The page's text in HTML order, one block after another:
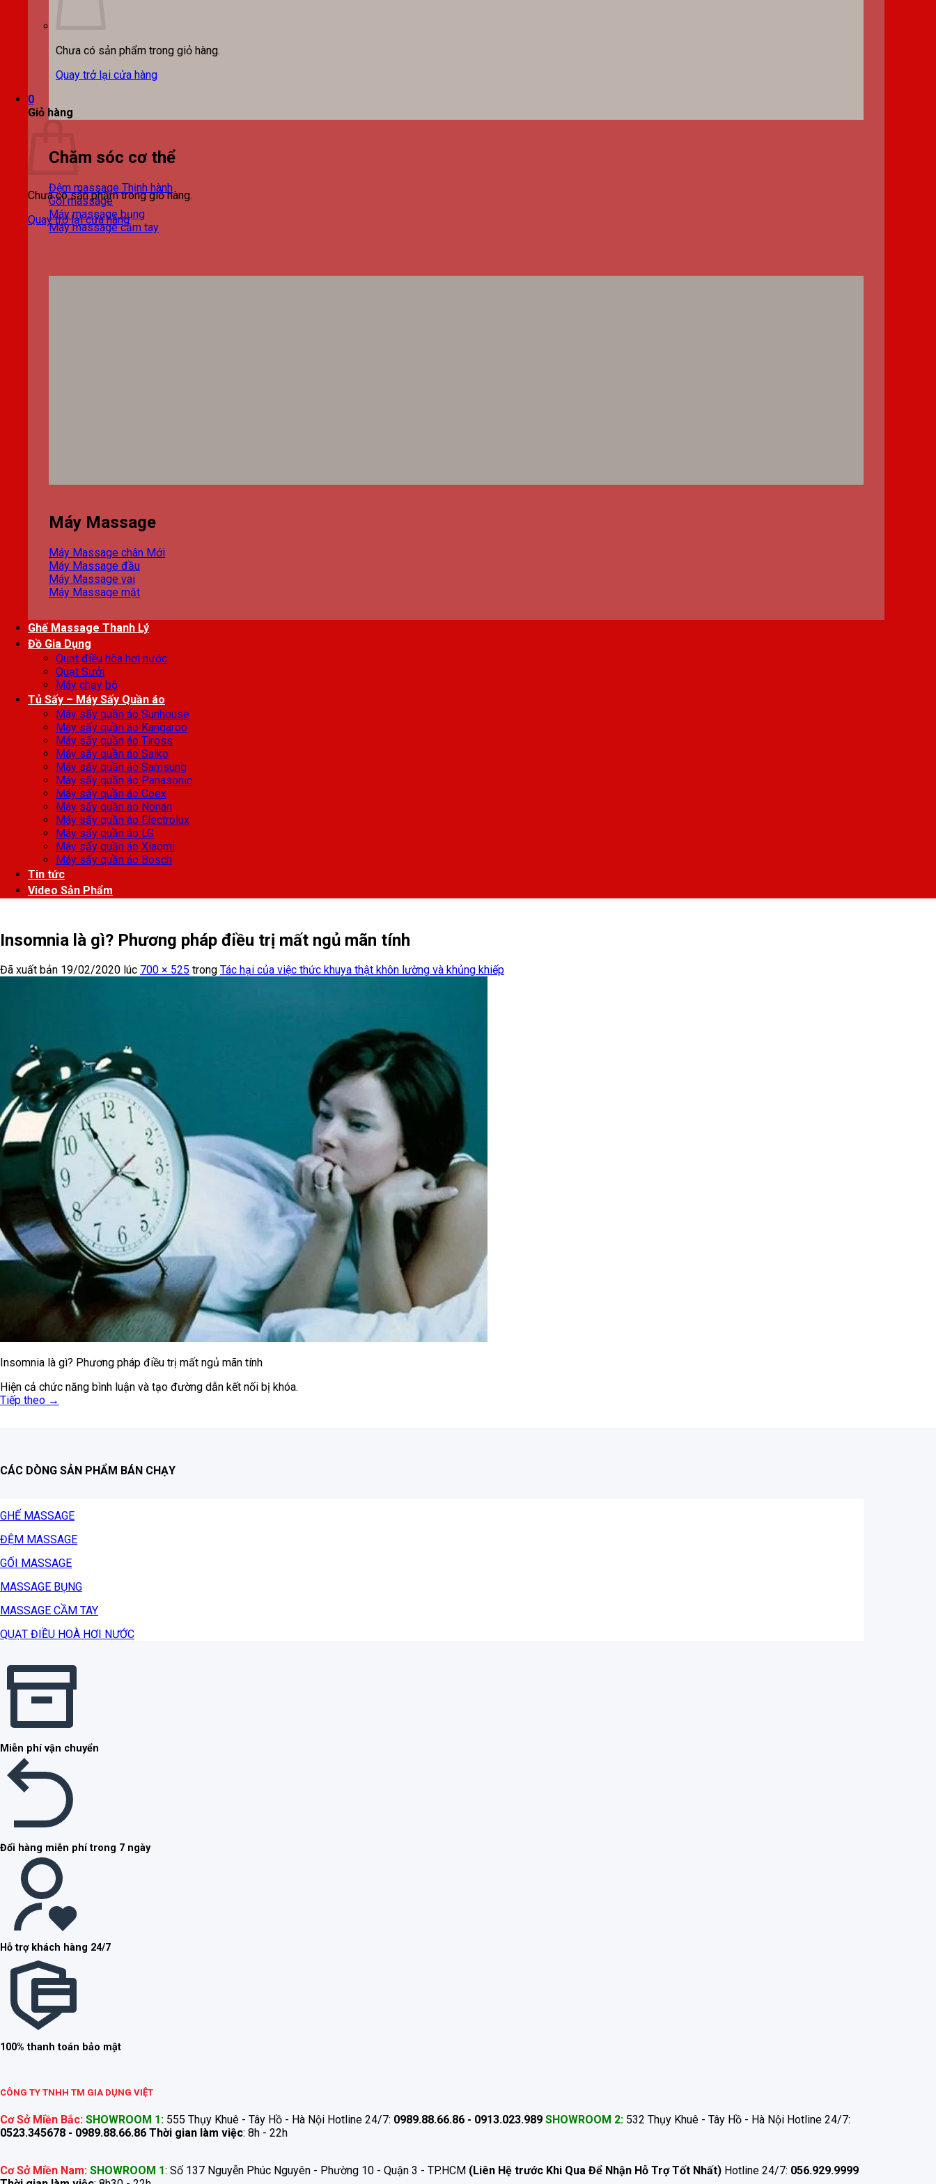
Chưa có sản phẩm trong giỏ hàng.
Quay trở lại cửa hàng
0
Giỏ hàng
Chưa có sản phẩm trong giỏ hàng.
Quay trở lại cửa hàng
Chăm sóc cơ thể
Đệm massage
Gối massage
Máy massage bụng
Máy massage cầm tay
Máy Massage
Máy Massage chân
Máy Massage đầu
Máy Massage vai
Máy Massage mặt
Ghế Massage Thanh Lý
Đồ Gia Dụng
Quạt điều hòa hơi nước
Quạt Sưởi
Máy chạy bộ
Tủ Sấy – Máy Sấy Quần áo
Máy sấy quần áo Sunhouse
Máy sấy quần áo Kangaroo
Máy sấy quần áo Tiross
Máy sấy quần áo Saiko
Máy sấy quần áo Samsung
Máy sấy quần áo Panasonic
Máy sấy quần áo Coex
Máy sấy quần áo Nonan
Máy sấy quần áo Electrolux
Máy sấy quần áo LG
Máy sấy quần áo Xiaomi
Máy sấy quần áo Bosch
Tin tức
Video Sản Phẩm
Insomnia là gì? Phương pháp điều trị mất ngủ mãn tính
Đã xuất bản 19/02/2020 lúc 700 × 525 trong Tác hại của việc thức khuya thật khôn lường và khủng khiếp
Insomnia là gì? Phương pháp điều trị mất ngủ mãn tính
Hiện cả chức năng bình luận và tạo đường dẫn kết nối bị khóa.
Tiếp theo →
CÁC DÒNG SẢN PHẨM BÁN CHẠY
GHẾ MASSAGE
ĐỆM MASSAGE
GỐI MASSAGE
MASSAGE BỤNG
MASSAGE CẦM TAY
QUẠT ĐIỀU HOÀ HƠI NƯỚC
Miễn phí vận chuyển
Đổi hàng miễn phí trong 7 ngày
Hỗ trợ khách hàng 24/7
100% thanh toán bảo mật
CÔNG TY TNHH TM GIA DỤNG VIỆT
Cơ Sở Miền Bắc: SHOWROOM 1: 555 Thụy Khuê - Tây Hồ - Hà Nội Hotline 24/7: 0989.88.66.86 - 0913.023.989 SHOWROOM 2: 532 Thụy Khuê - Tây Hồ - Hà Nội Hotline 24/7:
0523.345678 - 0989.88.66.86 Thời gian làm việc: 8h - 22h
Cơ Sở Miền Nam: SHOWROOM 1: Số 137 Nguyễn Phúc Nguyên - Phường 10 - Quận 3 - TP.HCM (Liên Hệ trước Khi Qua Để Nhận Hỗ Trợ Tốt Nhất) Hotline 24/7: 056.929.9999